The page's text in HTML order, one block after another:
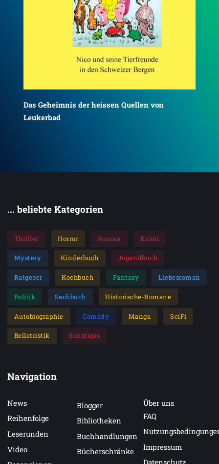
Das Geheimnis der heissen Quellen von
Leukerbad
... beliebte Kategorien
Thriller Horror Roman Krimi
Mystery Kinderbuch Jugendbuch
Ratgeber Kochbuch Fantasy Liebesroman
Politik Sachbuch Historische-Romane
Autobiographie Comedy Manga SciFi
Belletristik Sonstiges
Navigation
News
Reihenfolge
Leserunden
Video
Blogger
Bibliotheken
Buchhandlungen
Bücherschränke
Über uns
FAQ
Impressum